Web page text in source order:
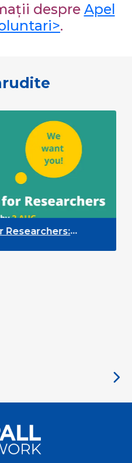
despre Apel
.